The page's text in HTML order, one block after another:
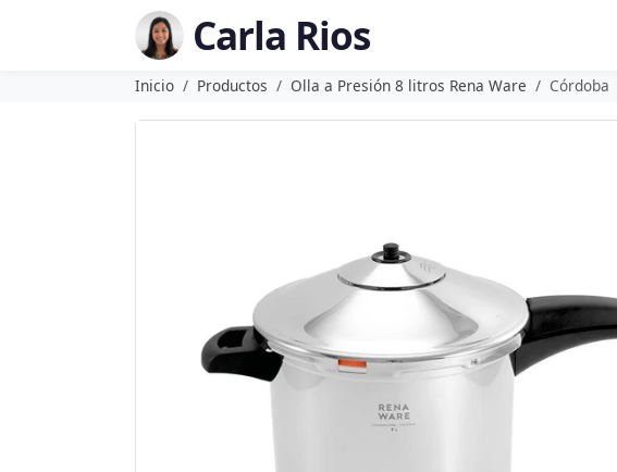
Carla Rios
Inicio Productos Olla a Presión 8 litros Rena Ware Córdoba